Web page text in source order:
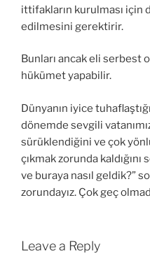
ittifakların kurulması
edilmesini gerektirir.
Bunları ancak eli serbest
hükümet yapabilir.
Dünyanın iyice
dönemde sevgili
sürüklendiğini ve çok
çıkmak zorunda
ve buraya nasıl geldik?”
zorundayız. Çok geç
Leave a Reply